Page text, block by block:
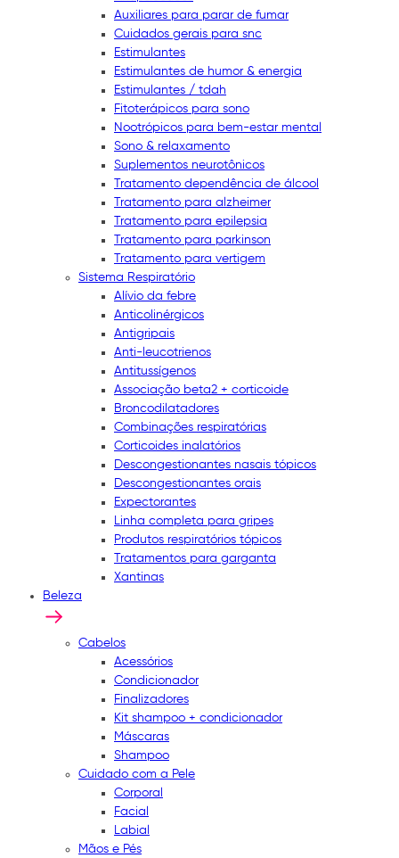
Auxiliares para parar de fumar
Cuidados gerais para snc
Estimulantes
Estimulantes de humor & energia
Estimulantes / tdah
Fitoterápicos para sono
Nootrópicos para bem-estar mental
Sono & relaxamento
Suplementos neurotônicos
Tratamento dependência de álcool
Tratamento para alzheimer
Tratamento para epilepsia
Tratamento para parkinson
Tratamento para vertigem
Sistema Respiratório
Alívio da febre
Anticolinérgicos
Antigripais
Anti-leucotrienos
Antitussígenos
Associação beta2 + corticoide
Broncodilatadores
Combinações respiratórias
Corticoides inalatórios
Descongestionantes nasais tópicos
Descongestionantes orais
Expectorantes
Linha completa para gripes
Produtos respiratórios tópicos
Tratamentos para garganta
Xantinas
Beleza
Cabelos
Acessórios
Condicionador
Finalizadores
Kit shampoo + condicionador
Máscaras
Shampoo
Cuidado com a Pele
Corporal
Facial
Labial
Mãos e Pés